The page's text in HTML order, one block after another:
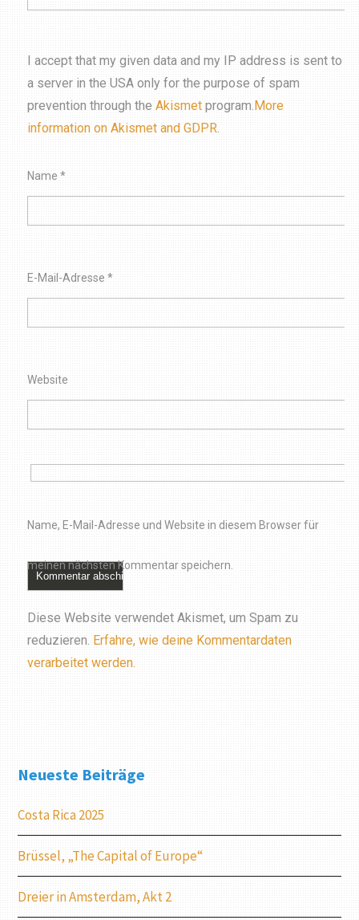
I accept that my given data and my IP address is sent to
a server in the USA only for the purpose of spam
prevention through theAkismet program. More
information on Akismet and GDPR
Name*
E-Mail-Adresse*
Website
Name, E-Mail-Adresse und Website in diesem Browser für
meinen nächsten Kommentar speichern.
Diese Website verwendet Akismet, um Spam zu
reduzieren. Erfahre, wie deine Kommentardaten
verarbeitet werden.
Neueste Beiträge
Costa Rica 2025
Brüssel, „The Capital of Europe“
Dreier in Amsterdam, Akt 2